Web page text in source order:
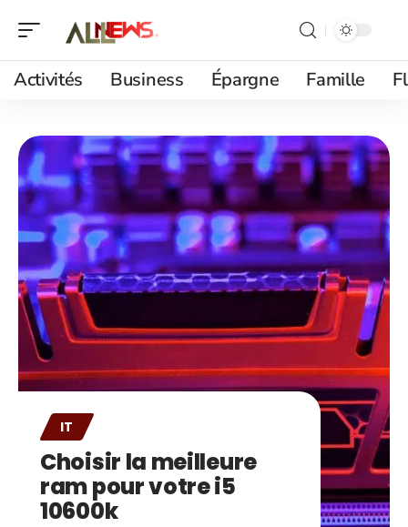
Activités Business Épargne Famille
IT
Choisir la meilleure
ram pour votre i5
10600k